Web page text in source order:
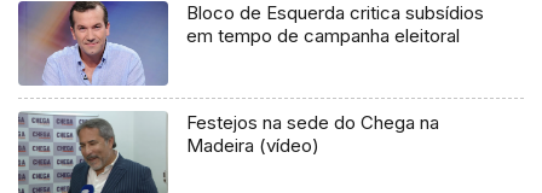
Bloco de Esquerda critica subsídios
em tempo de campanha eleitoral
Festejos na sede do Chega na
Madeira (vídeo)